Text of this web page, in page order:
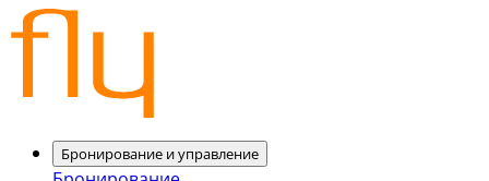
Бронирование и управление